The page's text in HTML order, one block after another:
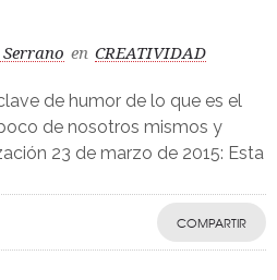
en CREATIVIDAD
de humor de lo que es el
de nosotros mismos y
23 de marzo de 2015: Esta
COMPARTIR